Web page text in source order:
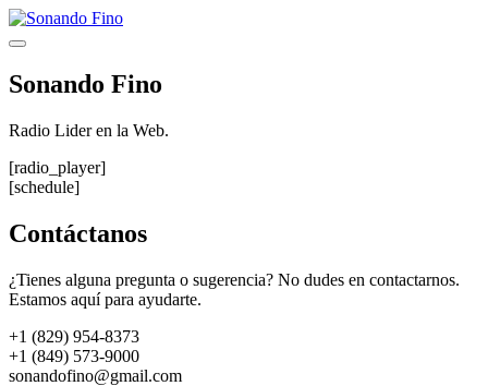
Saltar
al
Menú
Sonando Fino
Radio Lider en la Web.
[radio_player]
[schedule]
Contáctanos
¿Tienes alguna pregunta o sugerencia? No dudes en contactarnos.
Estamos aquí para ayudarte.
+1 (829) 954-8373
+1 (849) 573-9000
sonandofino@gmail.com